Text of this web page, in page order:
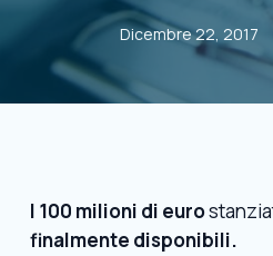
Dicembre 22, 2017
I 100 milioni di euro
finalmente disponibili.